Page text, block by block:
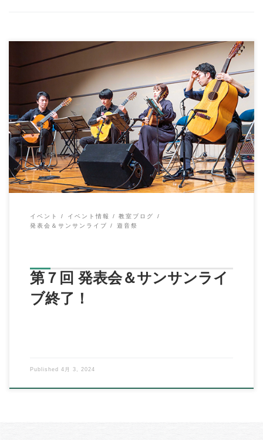
こんにちは、イハラ音楽教室の伊原鉄朗です。 すでに１ヶ月経
過してしまいましたが、 第７回 発表会＆サ […]
イベント イベント情報
教室ブログ
発表会＆サンサンライブ
遊音祭
第７回 発表会＆サンサンライ
ブ終了！
Published 4月 3, 2024